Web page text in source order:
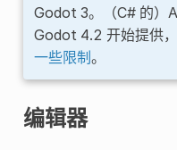
Godot 3。（C# 的）
Godot 4.2 开始提供
一些限制。
编辑器